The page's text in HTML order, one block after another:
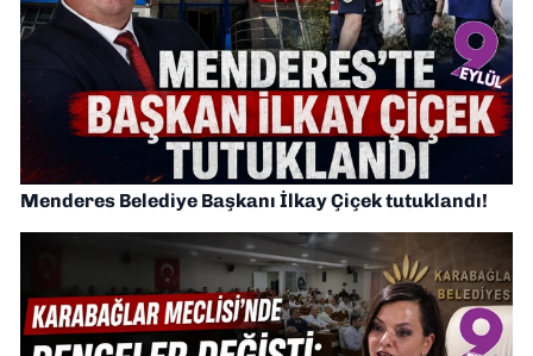
Menderes Belediye Başkanı İlkay Çiçek tutuklandı!